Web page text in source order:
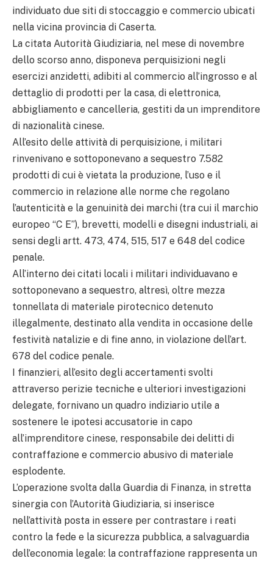
individuato due siti di stoccaggio e commercio ubicati
nella vicina provincia di Caserta.
La citata Autorità Giudiziaria, nel mese di novembre
dello scorso anno, disponeva perquisizioni negli
esercizi anzidetti, adibiti al commercio all’ingrosso e al
dettaglio di prodotti per la casa, di elettronica,
abbigliamento e cancelleria, gestiti da un imprenditore
di nazionalità cinese.
All’esito delle attività di perquisizione, i militari
rinvenivano e sottoponevano a sequestro 7.582
prodotti di cui è vietata la produzione, l’uso e il
commercio in relazione alle norme che regolano
l’autenticità e la genuinità dei marchi (tra cui il marchio
europeo “C E”), brevetti, modelli e disegni industriali, ai
sensi degli artt. 473, 474, 515, 517 e 648 del codice
penale.
All’interno dei citati locali i militari individuavano e
sottoponevano a sequestro, altresì, oltre mezza
tonnellata di materiale pirotecnico detenuto
illegalmente, destinato alla vendita in occasione delle
festività natalizie e di fine anno, in violazione dell’art.
678 del codice penale.
I finanzieri, all’esito degli accertamenti svolti
attraverso perizie tecniche e ulteriori investigazioni
delegate, fornivano un quadro indiziario utile a
sostenere le ipotesi accusatorie in capo
all’imprenditore cinese, responsabile dei delitti di
contraffazione e commercio abusivo di materiale
esplodente.
L’operazione svolta dalla Guardia di Finanza, in stretta
sinergia con l’Autorità Giudiziaria, si inserisce
nell’attività posta in essere per contrastare i reati
contro la fede e la sicurezza pubblica, a salvaguardia
dell’economia legale: la contraffazione rappresenta un